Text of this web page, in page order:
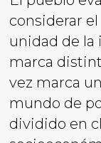
considerar el
unidad de la
marca
vez marca
mundo de
dividido en